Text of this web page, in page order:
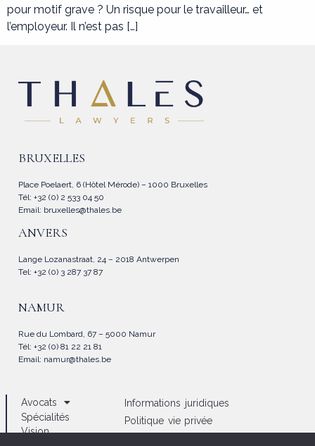
pour motif grave ? Un risque pour le travailleur… et
l’employeur. Il n’est pas […]
BRUXELLES
Place Poelaert, 6 (Hôtel Mérode) – 1000 Bruxelles
Tél: +32 (0) 2 533 04 50
Email: bruxelles@thales.be
ANVERS
Lange Lozanastraat, 24 – 2018 Antwerpen
Tel: +32 (0) 3 287 37 87
NAMUR
Rue du Lombard, 67 – 5000 Namur
Tél: +32 (0) 81 22 21 81
Email: namur@thales.be
Avocats
Spécialités
Vision
Informations juridiques
Politique vie privée